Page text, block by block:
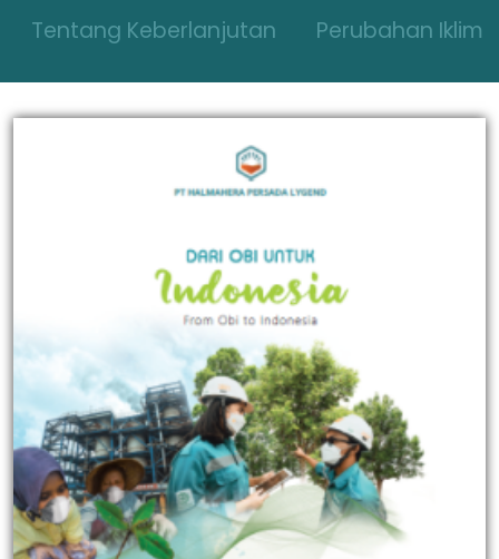
Siaran Pers
Karir
Tentang Keberlanjutan Perubahan Iklim